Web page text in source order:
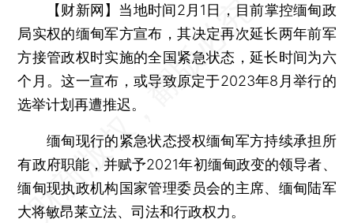
【财新网】 当地时间2月1日，目前掌控缅甸政
局实权的缅甸军方宣布，其决定再次延长两年前军
方接管政权时实施的全国紧急状态，延长时间为六
个月。这一宣布，或导致原定于2023年8月举行的
选举计划再遭推迟。
缅甸现行的紧急状态授权缅甸军方持续承担所
有政府职能，并赋予2021年初缅甸政变的领导者、
缅甸现执政机构国家管理委员会的主席、缅甸陆军
大将敏昂莱立法、司法和行政权力。